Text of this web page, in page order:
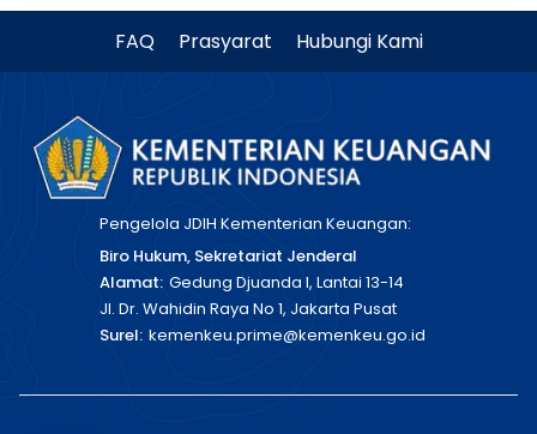
FAQ Prasyarat Hubungi Kami
Pengelola JDIH Kementerian Keuangan:
Biro Hukum, Sekretariat Jenderal
Alamat: Gedung Djuanda I, Lantai 13-14
Jl. Dr. Wahidin Raya No 1, Jakarta Pusat
Surel: kemenkeu.prime@kemenkeu.go.id